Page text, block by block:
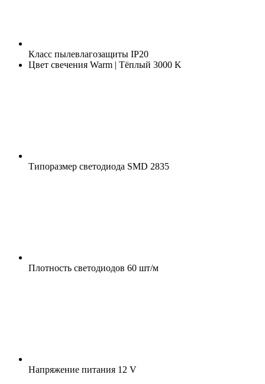
Класс пылевлагозащиты IP20
Цвет свечения Warm | Тёплый 3000 K
Типоразмер светодиода SMD 2835
Плотность светодиодов 60 шт/м
Напряжение питания 12 V